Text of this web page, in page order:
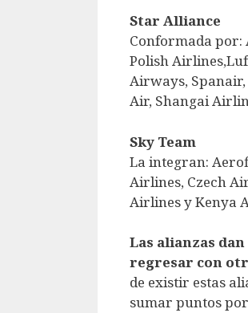
Star Alliance
Conformada por:
Polish
Airways, Spanair,
Air, Shangai
Sky Team
La integran:
Airlines, Czech
Airlines y Kenya
Las alianzas
regresar con
de existir estas
sumar puntos